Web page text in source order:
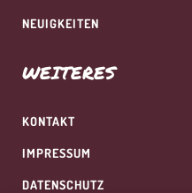
NEUIGKEITEN
WEITERES
KONTAKT
IMPRESSUM
DATENSCHUTZ